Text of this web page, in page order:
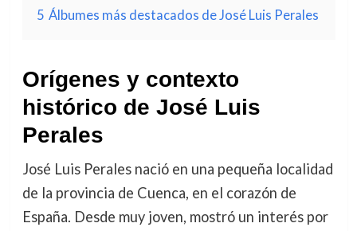
5 Álbumes más destacados de José Luis Perales
Orígenes y contexto
histórico de José Luis
Perales
José Luis Perales nació en una pequeña localidad
de la provincia de Cuenca, en el corazón de
España. Desde muy joven, mostró un interés por